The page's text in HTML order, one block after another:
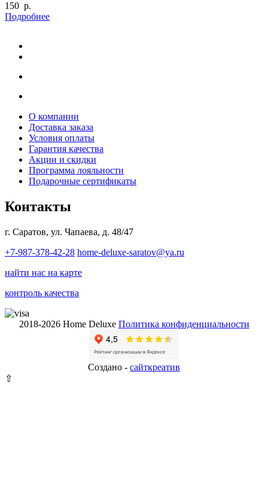
150 р.
Подробнее
О компании
Доставка заказа
Условия оплаты
Гарантия качества
Акции и скидки
Программа лояльности
Подарочные сертификаты
Контакты
г. Саратов, ул. Чапаева, д. 48/47
+7-987-378-42-28 home-deluxe-saratov@ya.ru
найти нас на карте
контроль качества
2018-2026 Home Deluxe Политика конфиденциальности
Создано - сайткрeатив
⇧